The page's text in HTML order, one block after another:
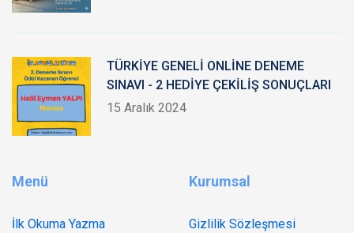
TÜRKİYE GENELİ ONLİNE DENEME
SINAVI - 2 HEDİYE ÇEKİLİŞ SONUÇLARI
15 Aralık 2024
Menü
İlk Okuma Yazma
Kurumsal
Gizlilik Sözleşmesi